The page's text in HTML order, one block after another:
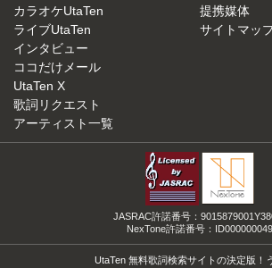
カラオケUtaTen
ライブUtaTen
インタビュー
ココだけメール
UtaTen X
歌詞リクエスト
アーティスト一覧
提携媒体
サイトマッ
JASRAC許諾番号：
NexTone許諾番号：ID000000049
UtaTen 無料歌詞検索サイトの決定版！